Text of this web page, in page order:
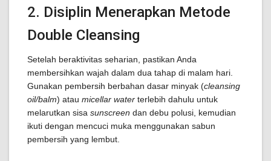
2. Disiplin Menerapkan Metode
Double Cleansing
Setelah beraktivitas seharian, pastikan Anda
membersihkan wajah dalam dua tahap di malam hari.
Gunakan pembersih berbahan dasar minyak (cleansing
oil/balm) atau micellar water terlebih dahulu untuk
melarutkan sisa sunscreen dan debu polusi, kemudian
ikuti dengan mencuci muka menggunakan sabun
pembersih yang lembut.